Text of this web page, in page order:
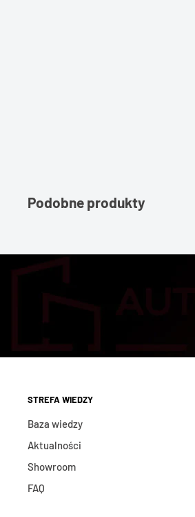
Podobne produkty
STREFA WIEDZY
Baza wiedzy
Aktualności
Showroom
FAQ